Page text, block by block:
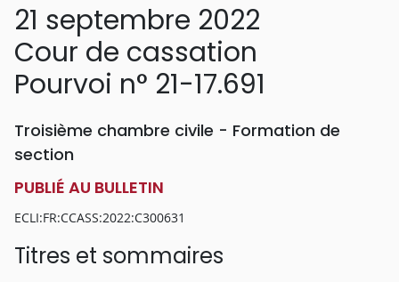
21 septembre 2022
Cour de cassation
Pourvoi n° 21-17.691
Troisième chambre civile - Formation de
section
PUBLIÉ AU BULLETIN
ECLI:FR:CCASS:2022:C300631
Titres et sommaires